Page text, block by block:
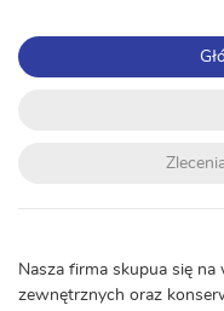
Nasza firma skupua się
zewnętrznych oraz